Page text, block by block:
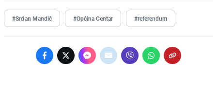
#Srđan Mandić #Općina Centar #referendum